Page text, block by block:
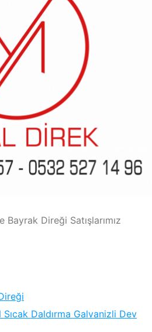
Direği Satışlarımız
Daldırma Galvanizli Dev